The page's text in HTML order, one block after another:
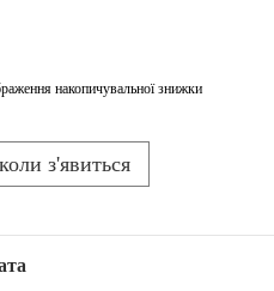
накопичувальної знижки
з'явиться